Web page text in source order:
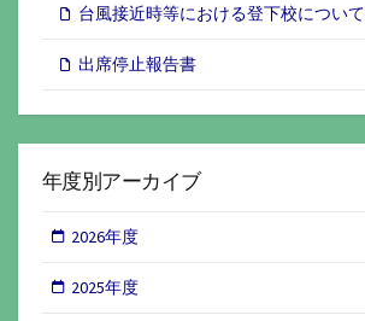
台風接近時等における登下校について
出席停止報告書
年度別アーカイブ
2026年度
2025年度